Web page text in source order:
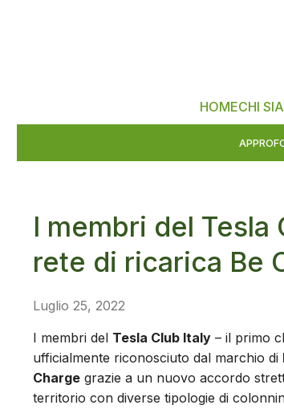
HOMECHI
I membri del
rete di ricarica Be
Luglio 25, 2022
I membri del Tesla Club Italy – il primo
ufficialmente riconosciuto dal marchio di
Charge grazie a un nuovo accordo
territorio con diverse tipologie di